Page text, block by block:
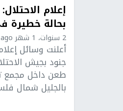
إعلام
بحالة خطيرة
2 سنوات، 1 شهر ago
أعلنت وسائل
جنود بجيش
طعن داخل مجمع
بالجليل شمال